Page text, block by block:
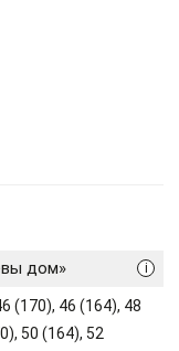
i
дом»
(170), 46 (164), 48
50 (164), 52